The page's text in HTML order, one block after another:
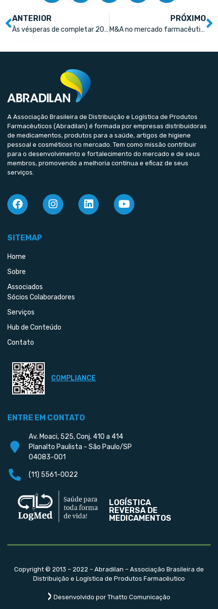
ANTERIOR
Às vésperas de completar 20 anos de história, Maxinutri vive seu maior ciclo de investimentos desde a fundação
PRÓXIMO
M&A no mercado farmacêutico brasileiro acelera e atrai investidores globais
A Associação Brasileira de Distribuição e Logística de Produtos
Farmacêuticos (Abradilan) é formada por empresas distribuidoras
de medicamentos, produtos para a saúde, artigos de higiene
pessoal e cosméticos no mercado. Tem como missão contribuir
para o desenvolvimento e fortalecimento do mercado e de seus
membros, promovendo a melhoria contínua e eficaz de seus
serviços.
SITEMAP
Home
Sobre
Associados
Sócios Colaboradores
Serviços
Hub de Conteúdo
Contato
COMPLIANCE
ENTRE EM CONTATO
Av. Moaci, 525, Conj. 410 a 414
Planalto Paulista - São Paulo/SP
04083-001
(11) 5561-0022
LOGÍSTICA
REVERSA DE
MEDICAMENTOS
Copyright © 2013 – 2022 – Abradilan – Associação Brasileira de
Distribuição e Logística de Produtos Farmacêutico
Desenvolvido por Thatto Comunicação